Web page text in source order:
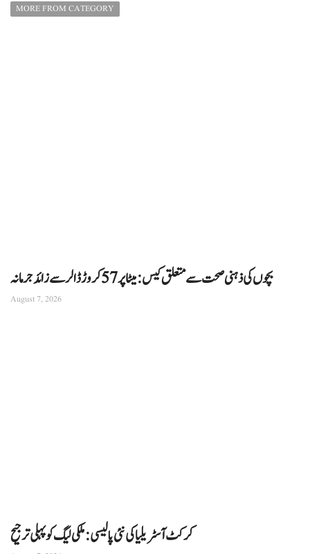
MORE FROM CATEGORY
بچوں کی ذہنی صحت سے متعلق کیس: میٹا پر 57 کروڑ ڈالر سے زائد جرمانہ
August 7, 2026
کرکٹ آسٹریلیا کی نئی پالیسی: ملکی لیگ کو پہلی ترجیح